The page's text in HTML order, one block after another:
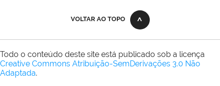
VOLTAR AO TOPO
Todo o conteúdo deste site está publicado sob a licença
Creative Commons Atribuição-SemDerivações 3.0 Não
Adaptada.